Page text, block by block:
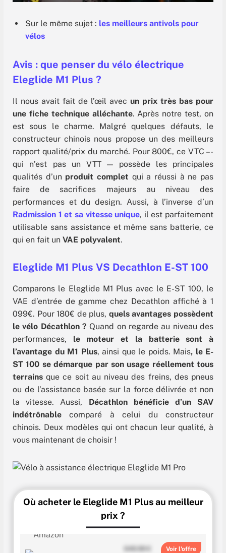
Sur le même sujet : les meilleurs antivols pour
vélos
Avis : que penser du vélo électrique
Eleglide M1 Plus ?
Il nous avait fait de l’œil avec un prix très bas pour
une fiche technique alléchante. Après notre test, on
est sous le charme. Malgré quelques défauts, le
constructeur chinois nous propose un des meilleurs
rapport qualité/prix du marché. Pour 800€, ce VTC – -
qui n’est pas un VTT — possède les principales
qualités d’un produit complet qui a réussi à ne pas
faire de sacrifices majeurs au niveau des
performances et du design. Aussi, à l’inverse d’un
Radmission 1 et sa vitesse unique, il est parfaitement
utilisable sans assistance et même sans batterie, ce
qui en fait un VAE polyvalent.
Eleglide M1 Plus VS Decathlon E-ST 100
Comparons le Eleglide M1 Plus avec le E-ST 100, le
VAE d’entrée de gamme chez Decathlon affiché à 1
099€. Pour 180€ de plus, quels avantages possèdent
le vélo Décathlon ? Quand on regarde au niveau des
performances, le
moteur et la batterie sont à
l’avantage du M1 Plus, ainsi que le poids. Mais, le E-
ST 100 se démarque par son usage réellement tous
terrains que ce soit au niveau des freins, des pneus
ou de l’assistance basée sur la force délivrée et non
la vitesse. Aussi, Décathlon bénéficie d’un SAV
indétrônable comparé à celui du constructeur
chinois. Deux modèles qui ont chacun leur qualité, à
vous maintenant de choisir !
Où acheter le Eleglide M1 Plus au meilleur
prix ?
649.99 € Voir